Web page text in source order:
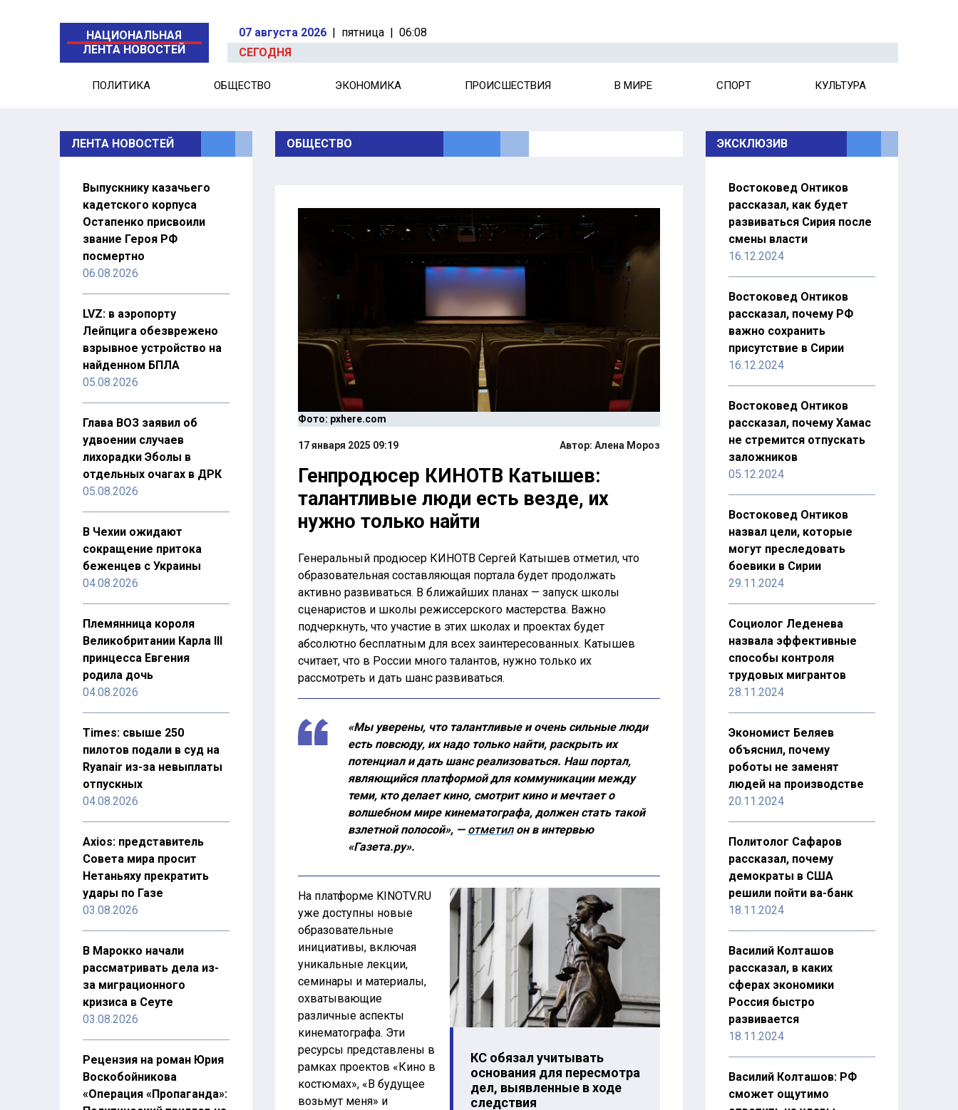
НАЦИОНАЛЬНАЯ
ЛЕНТА НОВОСТЕЙ
07 августа 2026 | пятница | 06:08
СЕГОДНЯ
ПОЛИТИКА ОБЩЕСТВО ЭКОНОМИКА ПРОИСШЕСТВИЯ В МИРЕ СПОРТ КУЛЬТУРА
ЛЕНТА НОВОСТЕЙ
Выпускнику казачьего
кадетского корпуса
Остапенко присвоили
звание Героя РФ
посмертно
06.08.2026
LVZ: в аэропорту
Лейпцига обезврежено
взрывное устройство на
найденном БПЛА
05.08.2026
Глава ВОЗ заявил об
удвоении случаев
лихорадки Эболы в
отдельных очагах в ДРК
05.08.2026
В Чехии ожидают
сокращение притока
беженцев с Украины
04.08.2026
Племянница короля
Великобритании Карла III
принцесса Евгения
родила дочь
04.08.2026
Times: свыше 250
пилотов подали в суд на
Ryanair из-за невыплаты
отпускных
04.08.2026
Axios: представитель
Совета мира просит
Нетаньяху прекратить
удары по Газе
03.08.2026
В Марокко начали
рассматривать дела из-
за миграционного
кризиса в Сеуте
03.08.2026
Рецензия на роман Юрия
Воскобойникова
«Операция «Пропаганда»:
ОБЩЕСТВО
Фото: pxhere.com
17 января 2025 09:19 Автор: Алена Мороз
Генпродюсер КИНОТВ Катышев:
талантливые люди есть везде, их
нужно только найти
Генеральный продюсер КИНОТВ Сергей Катышев отметил, что
образовательная составляющая портала будет продолжать
активно развиваться. В ближайших планах — запуск школы
сценаристов и школы режиссерского мастерства. Важно
подчеркнуть, что участие в этих школах и проектах будет
абсолютно бесплатным для всех заинтересованных. Катышев
считает, что в России много талантов, нужно только их
рассмотреть и дать шанс развиваться.
«Мы уверены, что талантливые и очень сильные люди
есть повсюду, их надо только найти, раскрыть их
потенциал и дать шанс реализоваться. Наш портал,
являющийся платформой для коммуникации между
теми, кто делает кино, смотрит кино и мечтает о
волшебном мире кинематографа, должен стать такой
взлетной полосой», — отметилон в интервью
«Газета.ру».
КС обязал учитывать
основания для пересмотра
дел, выявленные в ходе
следствия
На платформе KINOTV.RU
уже доступны новые
образовательные
инициативы, включая
уникальные лекции,
семинары и материалы,
охватывающие
различные аспекты
кинематографа. Эти
ресурсы представлены в
рамках проектов «Кино в
костюмах», «В будущее
возьмут меня» и
ЭКСКЛЮЗИВ
Востоковед Онтиков
рассказал, как будет
развиваться Сирия после
смены власти
16.12.2024
Востоковед Онтиков
рассказал, почему РФ
важно сохранить
присутствие в Сирии
16.12.2024
Востоковед Онтиков
рассказал, почему Хамас
не стремится отпускать
заложников
05.12.2024
Востоковед Онтиков
назвал цели, которые
могут преследовать
боевики в Сирии
29.11.2024
Социолог Леденева
назвала эффективные
способы контроля
трудовых мигрантов
28.11.2024
Экономист Беляев
объяснил, почему
роботы не заменят
людей на производстве
20.11.2024
Политолог Сафаров
рассказал, почему
демократы в США
решили пойти ва-банк
18.11.2024
Василий Колташов
рассказал, в каких
сферах экономики
Россия быстро
развивается
18.11.2024
Василий Колташов: РФ
сможет ощутимо